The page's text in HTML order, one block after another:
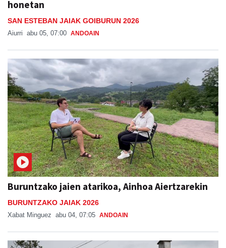
honetan
SAN ESTEBAN JAIAK GOIBURUN 2026
Aiurri abu 05, 07:00 ANDOAIN
Buruntzako jaien atarikoa, Ainhoa Aiertzarekin
BURUNTZAKO JAIAK 2026
Xabat Minguez abu 04, 07:05 ANDOAIN